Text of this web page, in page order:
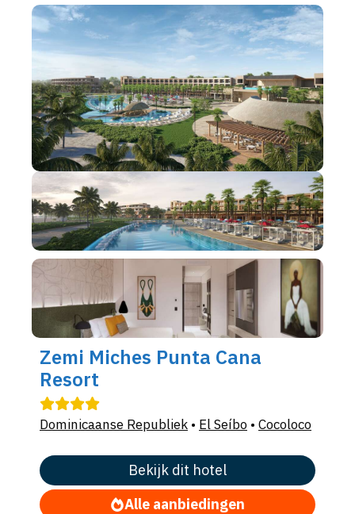
Zemi Miches Punta Cana
Resort
Dominicaanse Republiek • El Seíbo • Cocoloco
Bekijk dit hotel
Alle aanbiedingen